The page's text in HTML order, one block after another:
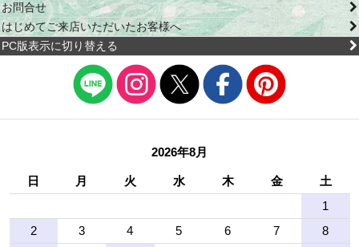
お問合せ
はじめてご来店いただいたお客様へ
PC版表示に切り替える
2026年8月
日 月 火 水 木 金
土
1
2
3 4 5 6 7
8